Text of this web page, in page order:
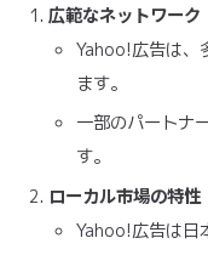
広範なネットワーク
Yahoo!広告は、
ます。
一部のパートナ
す。
ローカル市場の特性
Yahoo!広告は日